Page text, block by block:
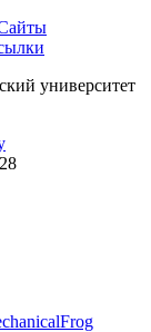
университет